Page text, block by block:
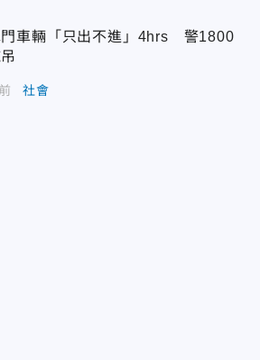
門車輛「只出不進」4hrs 警1800
社會